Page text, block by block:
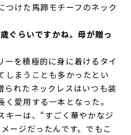
つけた馬蹄モチーフのネック
ぐらいですかね。母が贈っ
ーを積極的に身に着けるタイ
しまうことも多かったとい
られたネックレスはいつも装
愛用する一本となった。
キーは、“すごく華やかなジ
ージだったんです。でもこ